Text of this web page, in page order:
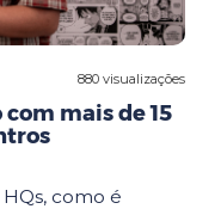
880 visualizações
mais de 15
como é